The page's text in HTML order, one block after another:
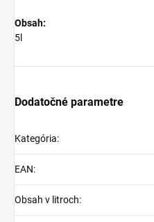
Obsah:
5l
Dodatočné parametre
Kategória:
EAN:
Obsah v litroch: